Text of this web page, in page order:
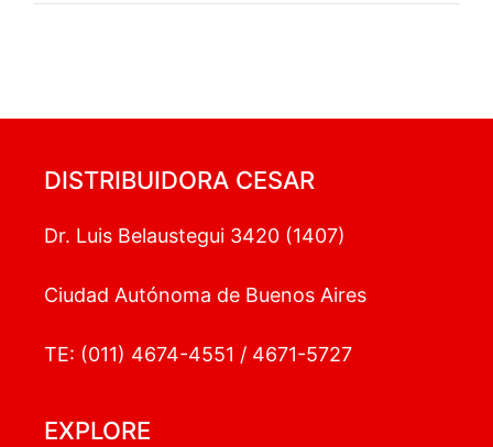
DISTRIBUIDORA CESAR
Dr. Luis Belaustegui 3420 (1407)
Ciudad Autónoma de Buenos Aires
TE: (011) 4674-4551 / 4671-5727
EXPLORE